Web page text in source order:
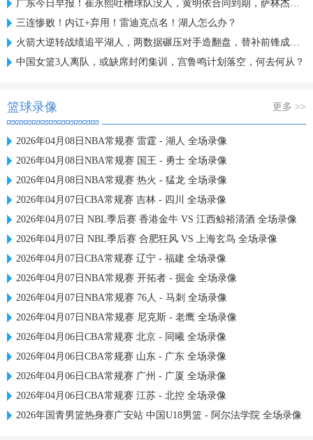
广东今日早报！崔永熙吐槽球队没人，黄明依合同到期，萨林杰复出
三连惨败！内讧+弃用！雷迪克点名！湖人怎么办？
火箭大逆转战绩追平湖人，两数据碾压对手造翻盘，替补前锋成奇兵
中国女篮3人离队，或缺席封闭集训，宫鲁鸣计划落空，何去何从？
篮球录像 更多 >>
2026年04月08日NBA常规赛 雷霆 - 湖人 全场录像
2026年04月08日NBA常规赛 国王 - 勇士 全场录像
2026年04月08日NBA常规赛 热火 - 猛龙 全场录像
2026年04月07日CBA常规赛 吉林 - 四川 全场录像
2026年04月07日 NBL季后赛 香港金牛 VS 江西鲸裕清酒 全场录像
2026年04月07日 NBL季后赛 合肥狂风 VS 上海玄鸟 全场录像
2026年04月07日CBA常规赛 辽宁 - 福建 全场录像
2026年04月07日NBA常规赛 开拓者 - 掘金 全场录像
2026年04月07日NBA常规赛 76人 - 马刺 全场录像
2026年04月07日NBA常规赛 尼克斯 - 老鹰 全场录像
2026年04月06日CBA常规赛 北京 - 同曦 全场录像
2026年04月06日CBA常规赛 山东 - 广东 全场录像
2026年04月06日CBA常规赛 广州 - 广厦 全场录像
2026年04月06日CBA常规赛 江苏 - 北控 全场录像
2026年国青男篮热身赛广安站 中国U18男篮 - 阿尔法学院 全场录像